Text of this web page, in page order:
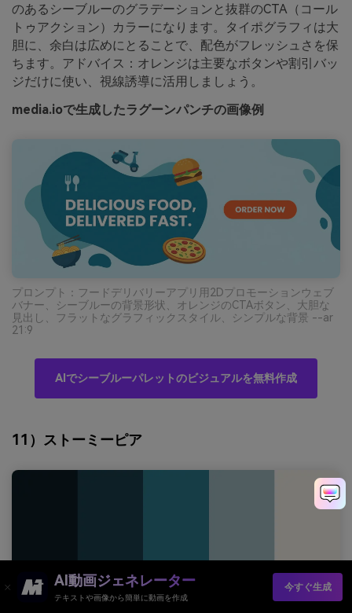
のあるシーブルーのグラデーションと抜群のCTA（コール
トゥアクション）カラーになります。タイポグラフィは大
胆に、余白は広めにとることで、配色がフレッシュさを保
ちます。アドバイス：オレンジは主要なボタンや割引バッ
ジだけに使い、視線誘導に活用しましょう。
media.ioで生成したラグーンパンチの画像例
プロンプト：フードデリバリーアプリ用2Dプロモーションウェブ
バナー、シーブルーの背景形状、オレンジのCTAボタン、大胆な
見出し、フラットなグラフィックスタイル、シンプルな背景 --ar
21:9
AIでシーブルーパレットのビジュアルを無料作成
11）ストーミーピア
AI動画ジェネレーター
テキストや画像から簡単に動画を作成
今すぐ生成